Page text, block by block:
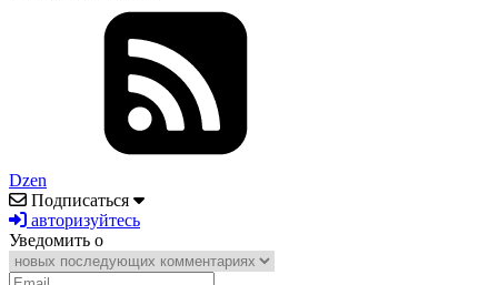
Dzen
Подписаться
авторизуйтесь
Уведомить о